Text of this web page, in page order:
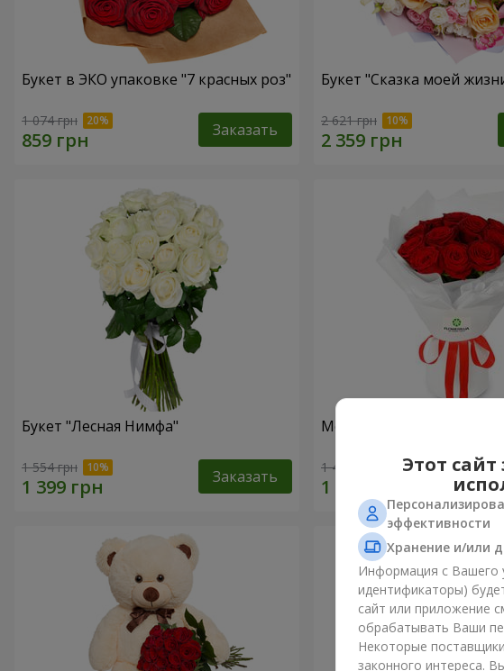
Букет в ЭКО упаковке "7 красных роз"
1 074 грн Заказать
Букет "Сказка моей
2 621 грн
Букет "Лесная Нимфа"
1 554 грн Заказать
Монобукет из 11 красных
1 449 грн
Этот
эффективности
Хранение и/или
Информация с Вашего
идентификаторы)
сайт или приложение
обрабатывать Ваши
Некоторые
законного интереса.